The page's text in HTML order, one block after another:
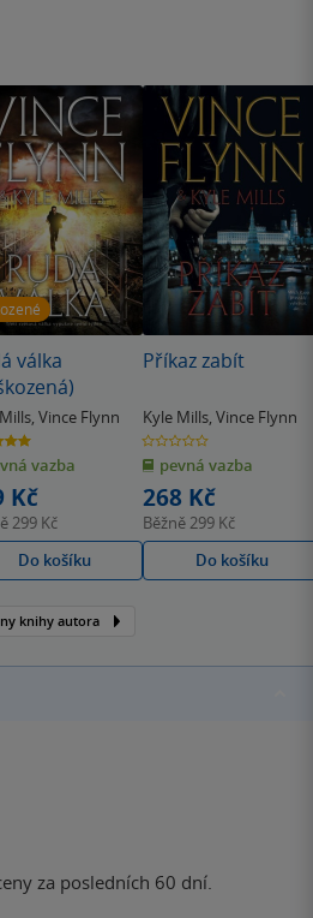
válka
, Vince Flynn
vazba
Kč
299 Kč
Do košíku
Příkaz zabít
Kyle Mills, Vince Flynn
0.0
z
5
hvězdiček
pevná vazba
268 Kč
Běžně299 Kč
Do košíku
knihy autora
za posledních 60 dní.